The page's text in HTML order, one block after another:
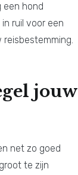
een hond
ruil voor een
jouw
net zo goed
te zijn